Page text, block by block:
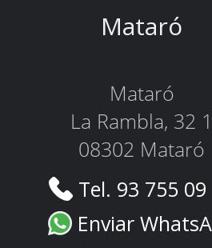
Mataró
Mataró
La Rambla, 32 1
08302 Mataró
Tel. 93 755
Enviar